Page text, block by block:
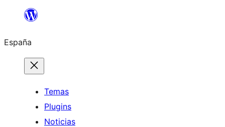
Saltar
contenido
España
Temas
Plugins
Noticias